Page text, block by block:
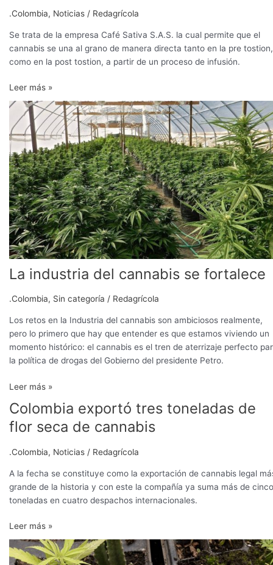
.Colombia, Noticias / Redagrícola
Se trata de la empresa Café Sativa S.A.S. la cual permite que el
cannabis se una al grano de manera directa tanto en la pre tostion,
como en la post tostion, a partir de un proceso de infusión.
Leer más »
La industria del cannabis se fortalece
.Colombia, Sin categoría / Redagrícola
Los retos en la Industria del cannabis son ambiciosos realmente,
pero lo primero que hay que entender es que estamos viviendo un
momento histórico: el cannabis es el tren de aterrizaje perfecto
la política de drogas del Gobierno del presidente Petro.
La
industria
del
cannabis
se
fortalece
Leer más »
Colombia exportó tres toneladas de
flor seca de cannabis
.Colombia, Noticias / Redagrícola
A la fecha se constituye como la exportación de cannabis legal
grande de la historia y con este la compañía ya suma más de cinco
toneladas en cuatro despachos internacionales.
Colombia
exportó
tres
toneladas
flor
seca
de
Leer más »
Revierten
sexo